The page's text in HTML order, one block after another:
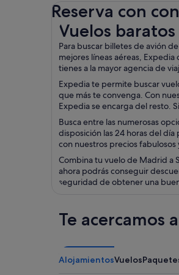
Reserva con
Vuelos
Para buscar billetes de avión
mejores líneas aéreas,
tienes a la mayor agencia de
Expedia te permite buscar
que más te convenga. Con
Expedia se encarga del resto.
Busca entre las numerosas
disposición las 24 horas del
con nuestros precios
Combina tu vuelo de Madrid a
ahora podrás conseguir
seguridad de obtener una
Vuelos baratos de Madrid
Te acercamos
AlojamientosVuelos